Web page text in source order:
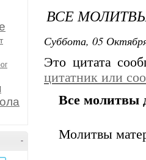
-
ВСЕ
Суббота, 05
Это цитата
цитатник или
Все молитвы
Молитвы